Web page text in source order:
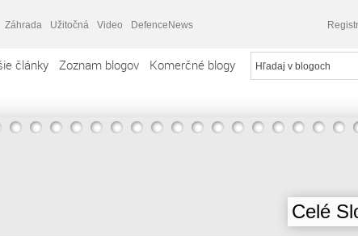
Záhrada Užitočná Video DefenceNews
články Zoznam blogov Komerčné blogy
Celé